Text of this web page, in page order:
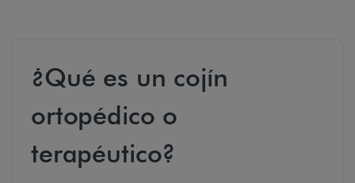
¿Qué es un cojín
ortopédico o
terapéutico?